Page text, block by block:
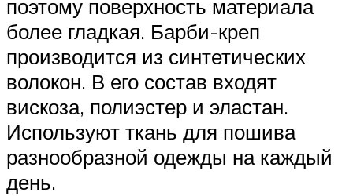
поэтому поверхность материала
более гладкая. Барби-креп
производится из синтетических
волокон. В его состав входят
вискоза, полиэстер и эластан.
Используют ткань для пошива
разнообразной одежды на каждый
день.